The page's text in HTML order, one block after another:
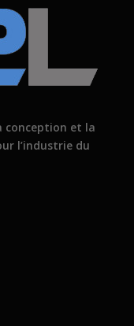
conception et la
l’industrie du